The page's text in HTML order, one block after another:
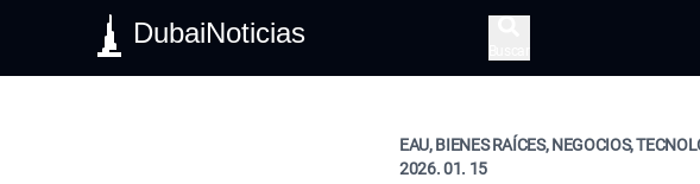
DubaiNoticias
EAU, BIENES RAÍCES, NEGOCIOS,
2026. 01. 15